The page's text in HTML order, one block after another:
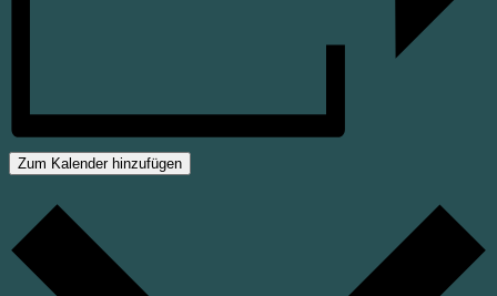
Zum Kalender hinzufügen